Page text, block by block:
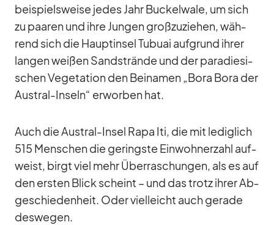
bei­spiels­weise je­des Jahr Bu­ckel­wale, um sich
zu paa­ren und ihre Jun­gen groß­zu­zie­hen, wäh­
rend sich die Haupt­in­sel Tu­buai auf­grund ih­rer
lan­gen wei­ßen Sand­strände und der pa­ra­die­si­
schen Ve­ge­ta­tion den Bei­na­men „Bora Bora der
Aus­tral-In­seln“ er­wor­ben hat.
Auch die Aus­tral-In­sel Rapa Iti, die mit le­dig­lich
515 Men­schen die ge­ringste Ein­woh­ner­zahl auf­
weist, birgt viel mehr Über­ra­schun­gen, als es auf
den ers­ten Blick scheint – und das trotz ih­rer Ab­
ge­schie­den­heit. Oder viel­leicht auch ge­rade
des­we­gen.